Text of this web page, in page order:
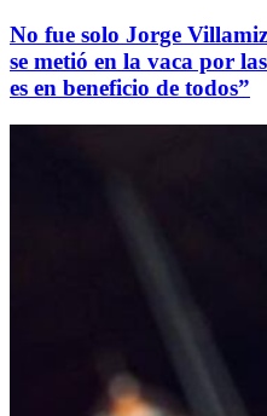
No fue solo Jorge
se metió en la vaca por
es en beneficio de todos”